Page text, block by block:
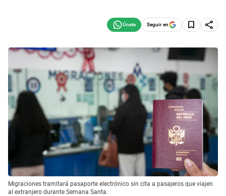
Seguir en
Migraciones tramitará pasaporte electrónico sin cita a pasajeros que viajen
al extranjero durante Semana Santa.